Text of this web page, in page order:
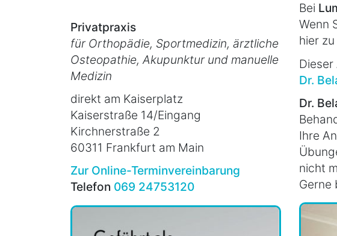
Privatpraxis
für Orthopädie, Sportmedizin, ärztliche
Osteopathie, Akupunktur und manuelle
Medizin
direkt am Kaiserplatz
Kaiserstraße 14/Eingang
Kirchnerstraße 2
60311 Frankfurt am Main
Zur Online-Terminvereinbarung
Telefon 069 24753120
Bei
Wenn
hier
Dr.
Dr.
Ihre
nicht
Gerne